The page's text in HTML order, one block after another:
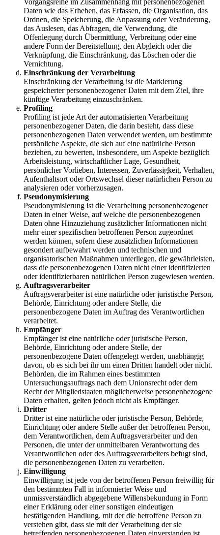
Vorgangsreihe im Zusammenhang mit personenbezogenen
Daten wie das Erheben, das Erfassen, die Organisation, das
Ordnen, die Speicherung, die Anpassung oder Veränderung,
das Auslesen, das Abfragen, die Verwendung, die
Offenlegung durch Übermittlung, Verbreitung oder eine
andere Form der Bereitstellung, den Abgleich oder die
Verknüpfung, die Einschränkung, das Löschen oder die
Vernichtung.
Einschränkung der Verarbeitung
Einschränkung der Verarbeitung ist die Markierung
gespeicherter personenbezogener Daten mit dem Ziel, ihre
künftige Verarbeitung einzuschränken.
Profiling
Profiling ist jede Art der automatisierten Verarbeitung
personenbezogener Daten, die darin besteht, dass diese
personenbezogenen Daten verwendet werden, um bestimmte
persönliche Aspekte, die sich auf eine natürliche Person
beziehen, zu bewerten, insbesondere, um Aspekte bezüglich
Arbeitsleistung, wirtschaftlicher Lage, Gesundheit,
persönlicher Vorlieben, Interessen, Zuverlässigkeit, Verhalten,
Aufenthaltsort oder Ortswechsel dieser natürlichen Person zu
analysieren oder vorherzusagen.
Pseudonymisierung
Pseudonymisierung ist die Verarbeitung personenbezogener
Daten in einer Weise, auf welche die personenbezogenen
Daten ohne Hinzuziehung zusätzlicher Informationen nicht
mehr einer spezifischen betroffenen Person zugeordnet
werden können, sofern diese zusätzlichen Informationen
gesondert aufbewahrt werden und technischen und
organisatorischen Maßnahmen unterliegen, die gewährleisten,
dass die personenbezogenen Daten nicht einer identifizierten
oder identifizierbaren natürlichen Person zugewiesen werden.
Auftragsverarbeiter
Auftragsverarbeiter ist eine natürliche oder juristische Person,
Behörde, Einrichtung oder andere Stelle, die
personenbezogene Daten im Auftrag des Verantwortlichen
verarbeitet.
Empfänger
Empfänger ist eine natürliche oder juristische Person,
Behörde, Einrichtung oder andere Stelle, der
personenbezogene Daten offengelegt werden, unabhängig
davon, ob es sich bei ihr um einen Dritten handelt oder nicht.
Behörden, die im Rahmen eines bestimmten
Untersuchungsauftrags nach dem Unionsrecht oder dem
Recht der Mitgliedstaaten möglicherweise personenbezogene
Daten erhalten, gelten jedoch nicht als Empfänger.
Dritter
Dritter ist eine natürliche oder juristische Person, Behörde,
Einrichtung oder andere Stelle außer der betroffenen Person,
dem Verantwortlichen, dem Auftragsverarbeiter und den
Personen, die unter der unmittelbaren Verantwortung des
Verantwortlichen oder des Auftragsverarbeiters befugt sind,
die personenbezogenen Daten zu verarbeiten.
Einwilligung
Einwilligung ist jede von der betroffenen Person freiwillig für
den bestimmten Fall in informierter Weise und
unmissverständlich abgegebene Willensbekundung in Form
einer Erklärung oder einer sonstigen eindeutigen
bestätigenden Handlung, mit der die betroffene Person zu
verstehen gibt, dass sie mit der Verarbeitung der sie